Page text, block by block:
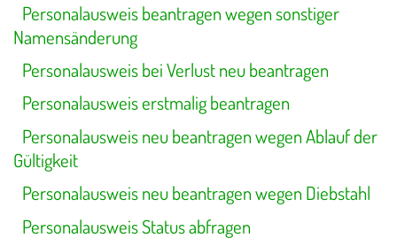
Personalausweis beantragen wegen sonstiger
Namensänderung
Personalausweis bei Verlust neu beantragen
Personalausweis erstmalig beantragen
Personalausweis neu beantragen wegen Ablauf der
Gültigkeit
Personalausweis neu beantragen wegen Diebstahl
Personalausweis Status abfragen